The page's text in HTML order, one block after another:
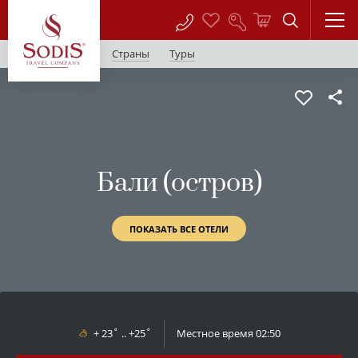
Страны Туры
Бали (остров)
ПОКАЗАТЬ ВСЕ ОТЕЛИ
+ 23˚ .. +25˚ Местное время 02:50